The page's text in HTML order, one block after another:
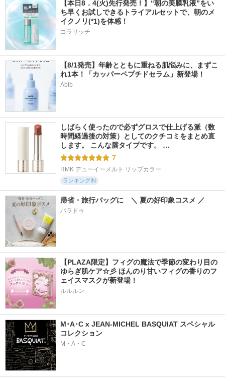
【本日8．4(火)先行発売！】“朝の美膜乳液”をい
ち早くお試しできるトライアルセットで、朝のメ
イクノリ(*1)を体感！
コラリッチ
【8/1発売】年齢とともに重ねる肌悩みに、まずこ
れ1本！「カッパーペプチドセラム」新登場！
Abib
しばらく使ったので必ずグロスで仕上げる派（数
時間経過後の対策）としてのクチコミをまとめ直
します。 こんな唇タイプです。 …
7
RMK デューイーメルト リップカラー
ランキングIN
帰省・旅行バッグに　＼ 夏の好印象コスメ ／
パラドゥ
【PLAZA限定】フィグの魔法で季節の変わり目の
ゆらぎ肌ケア☆彡 ほんのり甘いフィグの香りのフ
ェイスマスクが新登場！
ルルルン
M･A･C x JEAN-MICHEL BASQUIAT スペシャル
コレクション
M・A・C